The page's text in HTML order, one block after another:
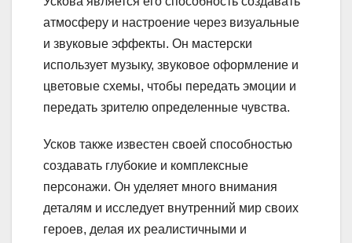
атмосферу и настроение через визуальные
и звуковые эффекты. Он мастерски
использует музыку, звуковое оформление и
цветовые схемы, чтобы передать эмоции и
передать зрителю определенные чувства.
Усков также известен своей способностью
создавать глубокие и комплексные
персонажи. Он уделяет много внимания
деталям и исследует внутренний мир своих
героев, делая их реалистичными и